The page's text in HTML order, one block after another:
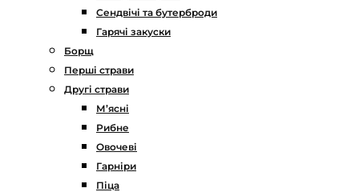
Сендвічі та бутерброди
Гарячі закуски
Борщ
Перші страви
Другі страви
М’ясні
Рибне
Овочеві
Гарніри
Піца